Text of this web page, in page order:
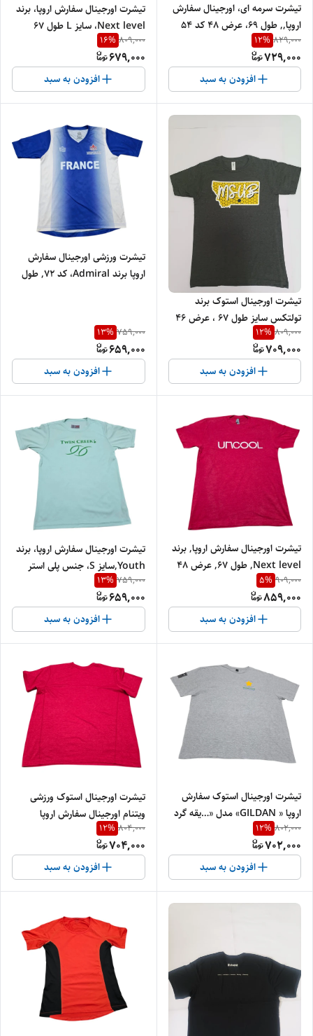
تیشرت سرمه ای، اورجینال سفارش
اروپا,, طول 69، عرض 48 کد 54
829,000
12%
729,000
افزودن به سبد
تیشرت اورجینال سفارش اروپا، برند
Next level، سایز L طول 67
عرض 46 ( کد 34 )
809,000
16%
679,000
افزودن به سبد
تیشرت اورجینال استوک برند
تولتکس سایز طول 67 ، عرض 46
809,000
12%
709,000
افزودن به سبد
تیشرت ورزشی اورجینال سفارش
اروپا برند Admiral، کد 72, طول
759,000
13%
659,000
افزودن به سبد
تیشرت اورجینال سفارش اروپا, برند
Next level, طول 67, عرض 48
کد 33
909,000
5%
859,000
افزودن به سبد
تیشرت اورجینال سفارش اروپا، برند
Youth,سایز S، جنس پلی استر
759,000
13%
659,000
افزودن به سبد
تیشرت اورجینال استوک سفارش
اروپا « GILDAN» مدل «…یقه گرد
11 | جنس پنبه‌ای درجه‌یک
802,000
12%
702,000
افزودن به سبد
تیشرت اورجینال استوک ورزشی
ویتنام اورجینال سفارش اروپا
عرض« ۵۹» | جنس پلی استر
درجه‌یک
804,000
12%
704,000
افزودن به سبد